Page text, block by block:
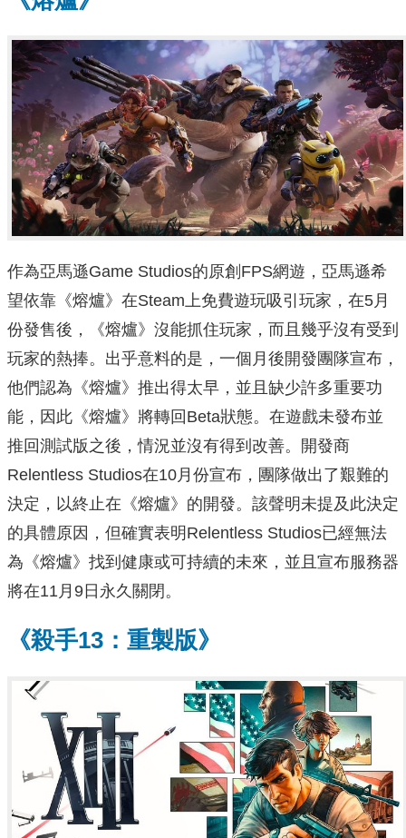
作為亞馬遜Game Studios的原創FPS網遊，亞馬遜希
望依靠《熔爐》在Steam上免費遊玩吸引玩家，在5月
份發售後，《熔爐》沒能抓住玩家，而且幾乎沒有受到
玩家的熱捧。出乎意料的是，一個月後開發團隊宣布，
他們認為《熔爐》推出得太早，並且缺少許多重要功
能，因此《熔爐》將轉回Beta狀態。在遊戲未發布並
推回測試版之後，情況並沒有得到改善。開發商
Relentless Studios在10月份宣布，團隊做出了艱難的
決定，以終止在《熔爐》的開發。該聲明未提及此決定
的具體原因，但確實表明Relentless Studios已經無法
為《熔爐》找到健康或可持續的未來，並且宣布服務器
將在11月9日永久關閉。
《殺手13：重製版》